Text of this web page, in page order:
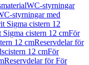
WC-styrningar
styrningar med
Sigma cistern 12
cistern 12 cmFör
12 cmReservdelar för
12 cmFör
Reservdelar för För